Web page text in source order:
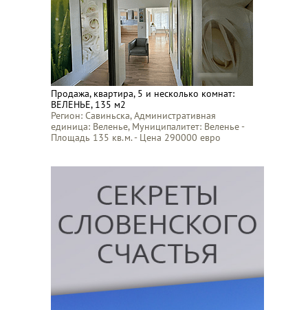
Продажа, квартира, 5 и несколько комнат:
ВЕЛЕНЬЕ, 135 м2
Регион: Савиньска, Административная
единица: Веленье, Муниципалитет: Веленье -
Площадь 135 кв.м. - Цена 290000 евро